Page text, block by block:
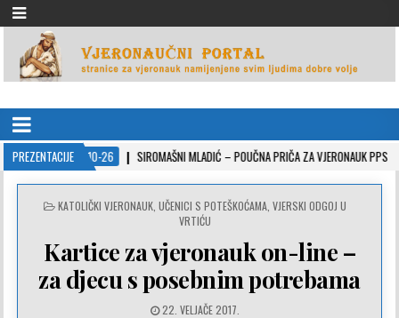
VJERONAUČNI PORTAL
PREZENTACIJE
2022-10-26 SIROMAŠNI MLADIĆ – POUČNA PRIČA ZA VJERONAUK PPS
POSTED
KATOLIČKI VJERONAUK UČENICI S POTEŠKOĆAMA VJERSKI ODGOJ U
VRTIĆU
Kartice za vjeronauk on-line –
za djecu s posebnim potrebama
22. VELJAČE 2017.